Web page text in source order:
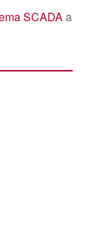
SCADAa